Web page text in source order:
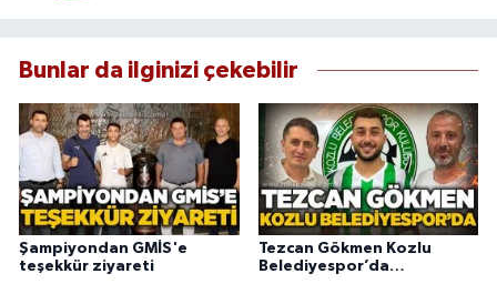
Bunlar da ilginizi çekebilir
Şampiyondan GMİS'e
teşekkür ziyareti
Tezcan Gökmen Kozlu
Belediyespor’da…